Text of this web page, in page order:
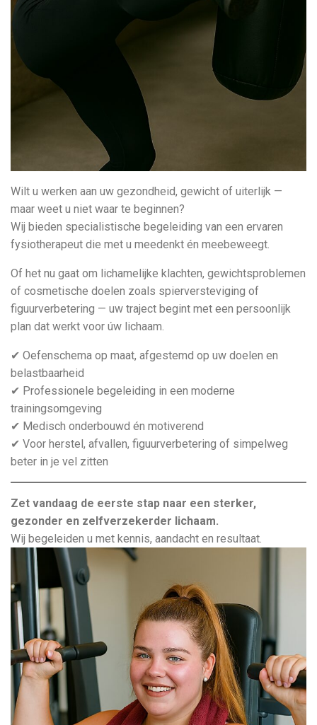
Wilt u werken aan uw gezondheid, gewicht of uiterlijk —
maar weet u niet waar te beginnen?
Wij bieden specialistische begeleiding van een ervaren
fysiotherapeut die met u meedenkt én meebeweegt.
Of het nu gaat om lichamelijke klachten, gewichtsproblemen
of cosmetische doelen zoals spierversteviging of
figuurverbetering — uw traject begint met een persoonlijk
plan dat werkt voor úw lichaam.
✔ Oefenschema op maat, afgestemd op uw doelen en
belastbaarheid
✔ Professionele begeleiding in een moderne
trainingsomgeving
✔ Medisch onderbouwd én motiverend
✔ Voor herstel, afvallen, figuurverbetering of simpelweg
beter in je vel zitten
Zet vandaag de eerste stap naar een sterker,
gezonder en zelfverzekerder lichaam.
Wij begeleiden u met kennis, aandacht en resultaat.